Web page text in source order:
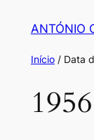
conteúdo
ANTÓNIO
Início/ Data
1956